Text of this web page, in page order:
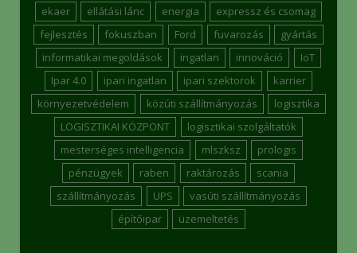
ekaer
ellátási lánc energia
expressz és csomag
fejlesztés
fokuszban Ford fuvarozás
gyártás
informatikai megoldások
ingatlan innováció
IoT
Ipar 4.0
ipari ingatlan ipari szektorok
karrier
környezetvédelem
közúti szállítmányozás
logisztika
LOGISZTIKAI KÖZPONT
logisztikai szolgáltatók
mesterséges intelligencia
mlszksz
prologis
pénzügyek
raben raktározás
scania
szállítmányozás
UPS
vasúti szállítmányozás
építőipar
üzemeltetés